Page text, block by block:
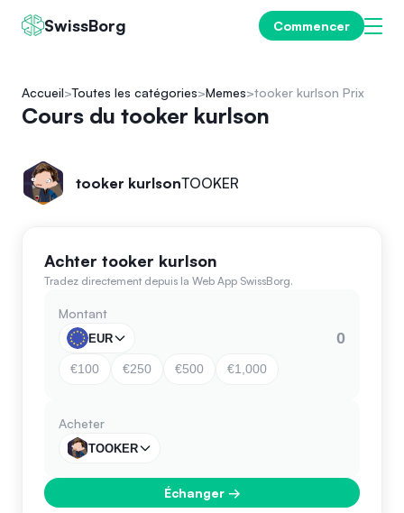
SwissBorg Commencer
Accueil Toutes les catégories Memes tooker kurlson Prix
Cours du tooker kurlson
tooker kurlsonTOOKER
Achter tooker kurlson
Tradez directement depuis la Web App SwissBorg.
Montant
EUR
€100 €250 €500 €1,000
Acheter
TOOKER
Échanger→